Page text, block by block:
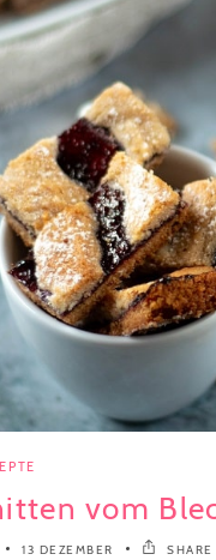
vom
13 DEZEMBER SHARE